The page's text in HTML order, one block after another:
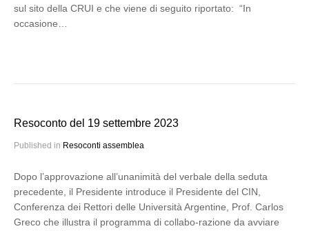
sul sito della CRUI e che viene di seguito riportato: “In
occasione…
Resoconto del 19 settembre 2023
Published in Resoconti assemblea
Dopo l’approvazione all’unanimità del verbale della seduta
precedente, il Presidente introduce il Presidente del CIN,
Conferenza dei Rettori delle Università Argentine, Prof. Carlos
Greco che illustra il programma di collabo-razione da avviare